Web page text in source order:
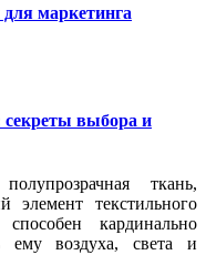
маркетинга
выбора и
ткань,
текстильного
кардинально
ему воздуха, света и